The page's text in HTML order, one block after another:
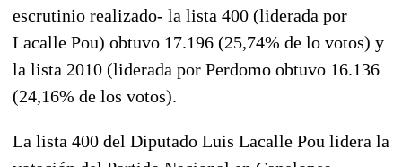
escrutinio realizado- la lista 400 (liderada por
Lacalle Pou) obtuvo 17.196 (25,74% de lo votos) y
la lista 2010 (liderada por Perdomo obtuvo 16.136
(24,16% de los votos).
La lista 400 del Diputado Luis Lacalle Pou lidera la